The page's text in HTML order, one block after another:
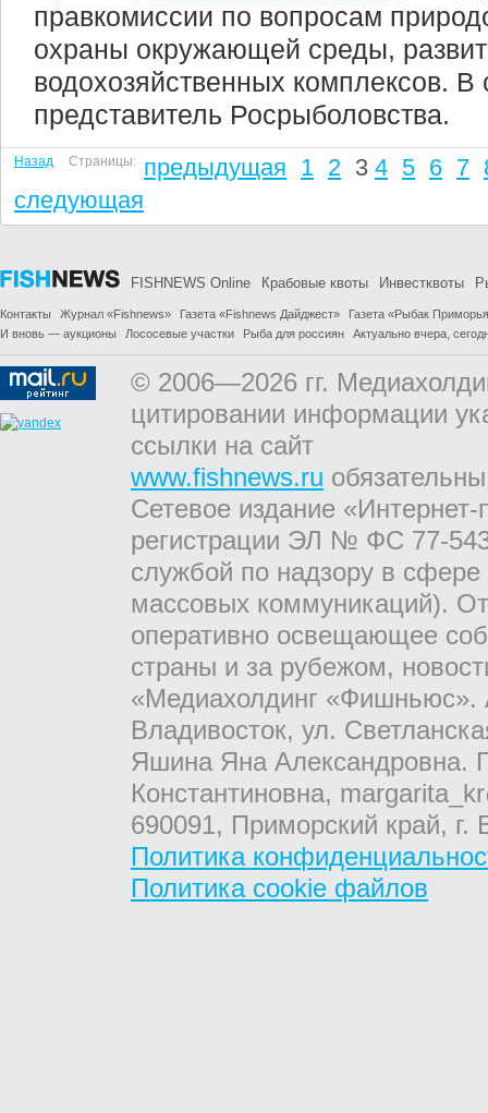
правкомиссии по вопросам
охраны окружающей среды,
водохозяйственных комплексов. В
представитель Росрыболовства.
Назад Страницы: предыдущая 1 2 3 4 5 6 7
следующая
FISHNEWS Online Крабовые квоты Инвестквоты
Контакты Журнал «Fishnews» Газета «Fishnews Дайджест»
Газета «Рыбак
И вновь — аукционы
Лососевые участки Рыба для россиян Актуально вчера,
© 2006—2026 гг.
цитировании информации
ссылки на сайт
www.fishnews.ru
Сетевое издание
регистрации ЭЛ № ФС 77-
службой по надзору в
массовых коммуникаций).
оперативно освещающее
страны и за рубежом,
«Медиахолдинг «Фишньюс».
Владивосток, ул.
Яшина Яна Александровна.
Константиновна,
690091, Приморский край,
Политика
Политика cookie файлов